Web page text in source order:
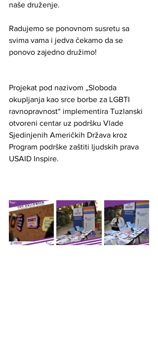
naše druženje.
Radujemo se ponovnom susretu sa
svima vama i jedva čekamo da se
ponovo zajedno družimo!
Projekat pod nazivom „Sloboda
okupljanja kao srce borbe za LGBTI
ravnopravnost“ implementira Tuzlanski
otvoreni centar uz podršku Vlade
Sjedinjenih Američkih Država kroz
Program podrške zaštiti ljudskih prava
USAID Inspire.